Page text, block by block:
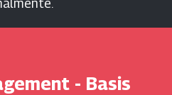
- Basis